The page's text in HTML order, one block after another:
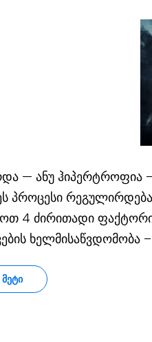
— ანუ ჰიპერტროფია
პროცესი
4 ძირითადი
ხელმისაწვდომობა